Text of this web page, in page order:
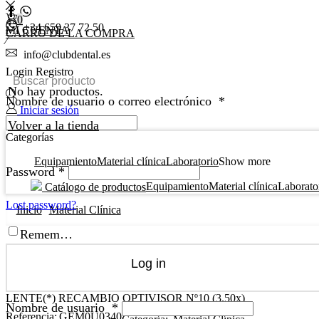
+34 659 37 72 50
info@clubdental.es
Iniciar sesión
MI CUENTA
Login Registro
Nombre de usuario o correo electrónico *
Password*
Lost password?
Remember Me
Log in
Nombre de usuario *
00,00 € 0
0
CARRO DE LA COMPRA
No hay productos.
Volver a la tienda
Categorías
EquipamientoMaterial clínicaLaboratorioShow more
Catálogo de productosEquipamientoMaterial clínica
Inicio Material Clínica
LENTE(*) RECAMBIO OPTIVISOR Nº10 (3.50x)